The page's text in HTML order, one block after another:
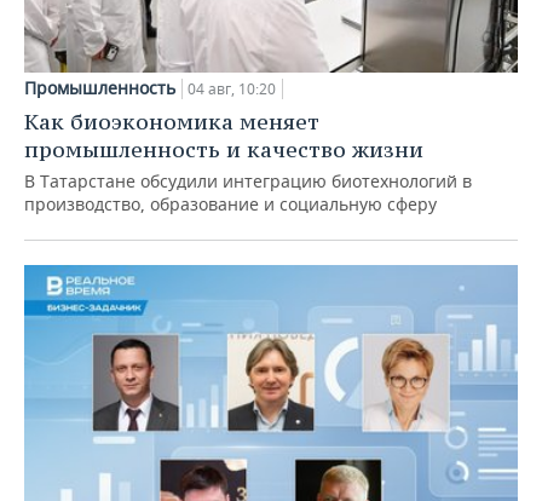
Промышленность 04 авг, 10:20
Как биоэкономика меняет
промышленность и качество жизни
В Татарстане обсудили интеграцию биотехнологий в
производство, образование и социальную сферу